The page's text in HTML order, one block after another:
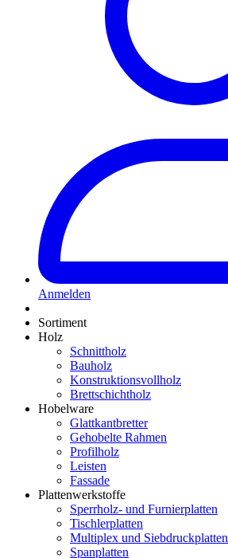
Anmelden
Sortiment
Holz
Schnittholz
Bauholz
Konstruktionsvollholz
Brettschichtholz
Hobelware
Glattkantbretter
Gehobelte Rahmen
Profilholz
Leisten
Fassade
Plattenwerkstoffe
Sperrholz- und Furnierplatten
Tischlerplatten
Multiplex und Siebdruckplatten
Spanplatten